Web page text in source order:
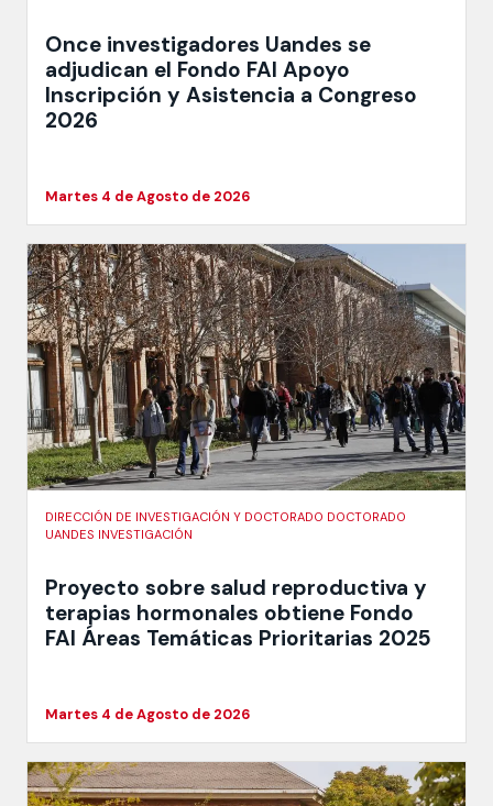
Once investigadores Uandes se
adjudican el Fondo FAI Apoyo
Inscripción y Asistencia a Congreso
2026
Martes 4 de Agosto de 2026
DIRECCIÓN DE INVESTIGACIÓN Y DOCTORADO DOCTORADO
UANDES INVESTIGACIÓN
Proyecto sobre salud reproductiva y
terapias hormonales obtiene Fondo
FAI Áreas Temáticas Prioritarias 2025
Martes 4 de Agosto de 2026